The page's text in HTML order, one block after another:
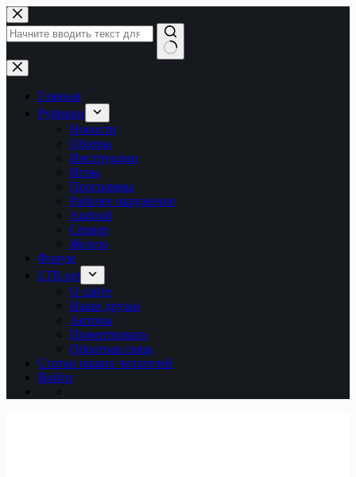
Перейти
к
сути
Ничего
не
найденоГлавная
Рубрики
Новости
Обзоры
Инструкции
Игры
Программы
Рабочее окружение
Android
Сервер
Железо
Форум
LTB.net
О сайте
Наши друзья
Авторы
Пожертвовать
Обратная связь
Статьи наших читателей
Войти